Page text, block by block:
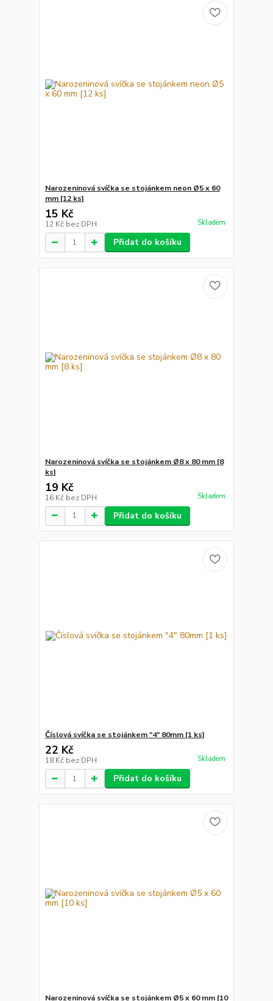
Narozeninová svíčka se stojánkem neon Ø5 x 60
mm [12 ks]
15 Kč
12 Kč bez DPH Skladem
Přidat do košíku
Narozeninová svíčka se stojánkem Ø8 x 80 mm [8
ks]
19 Kč
16 Kč bez DPH Skladem
Přidat do košíku
Číslová svíčka se stojánkem "4" 80mm [1 ks]
22 Kč
18 Kč bez DPH Skladem
Přidat do košíku
Narozeninová svíčka se stojánkem Ø5 x 60 mm [10